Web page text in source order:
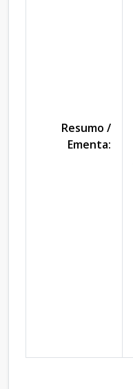
Resumo /
Ementa: